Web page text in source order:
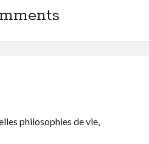
philosophies de vie,